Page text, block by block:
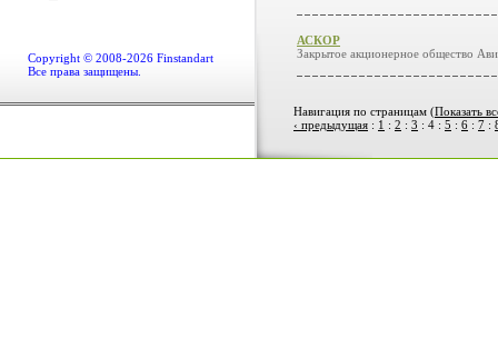
Copyright © 2008-2026 Finstandart
Все права защищены.
АСКОР
Закрытое акционерное общество
Навигация по страницам (Показать
‹ предыдущая : 1 : 2 : 3 : 4 : 5 : 6 : 7 :